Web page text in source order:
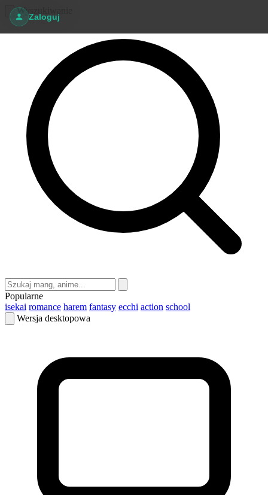
Zaloguj
Wyszukiwanie
Popularne
isekai romance harem fantasy ecchi action school
Wersja desktopowa